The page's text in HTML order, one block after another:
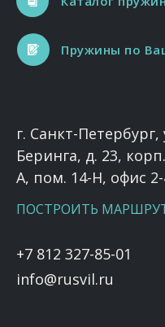
Пружины по
г. Санкт-Петербург,
Беринга, д. 23,
А, пом. 14-Н, офис
ПОСТРОИТЬ
+7 812 327-85-01
info@rusvil.ru